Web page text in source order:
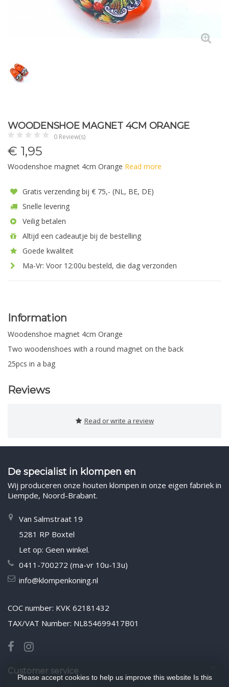
WOODENSHOE MAGNET 4CM ORANGE
0 Review(s)
€ 1,95
Woodenshoe magnet 4cm Orange Read more
Gratis verzending bij € 75,- (NL, BE, DE)
Snelle levering
Veilig betalen
Altijd een cadeautje bij de bestelling
Goede kwaliteit
Ma-Vr: Voor 12:00u besteld, die dag verzonden
Information
Woodenshoe magnet 4cm Orange
Two woodenshoes with a round magnet on the back
25pcs in a bag
Reviews
Read or write a review
De specialist in klompen en
Wij produceren onze houten klompen in onze eigen fabriek in
Liempde, Noord-Brabant.
Van Salmstraat 19
5281 RP Boxtel
Let op: Geen winkel.
0411-700272 (ma-vr 10u-13u)
info@klompenkoning.nl
COC number: KVK 62181432
TAX/VAT Number: NL854699417B01
Customer service
Please accept cookies to help us improve this website Is this